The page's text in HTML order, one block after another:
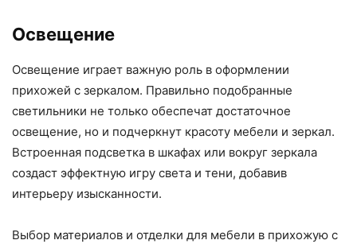
Освещение
Освещение играет важную роль в оформлении
прихожей с зеркалом. Правильно подобранные
светильники не только обеспечат достаточное
освещение, но и подчеркнут красоту мебели и зеркал.
Встроенная подсветка в шкафах или вокруг зеркала
создаст эффектную игру света и тени, добавив
интерьеру изысканности.
Выбор материалов и отделки для мебели в прихожую с